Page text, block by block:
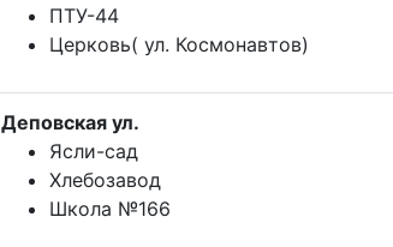
ПТУ-44
Церковь( ул. Космонавтов)
Деповская ул.
Ясли-сад
Хлебозавод
Школа №166